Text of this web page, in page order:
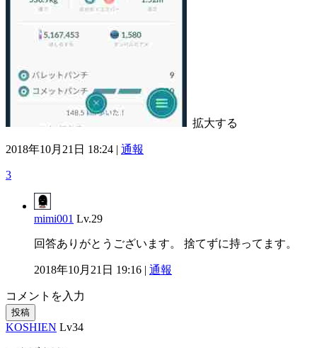
拡大する
2018年10月21日 18:24 | 通報
3
mimi001 Lv.29
回答ありがとうございます。 捨てずに持ってます。
2018年10月21日 19:16 | 通報
コメントを入力
投稿
KOSHIEN Lv34